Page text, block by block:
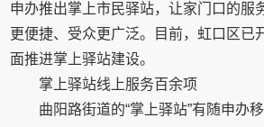
申办推出掌上市民驿站，让家门口的服
更便捷、受众更广泛。目前，虹口区已
面推进掌上驿站建设。
掌上驿站线上服务百余项
曲阳路街道的“掌上驿站”有随申办